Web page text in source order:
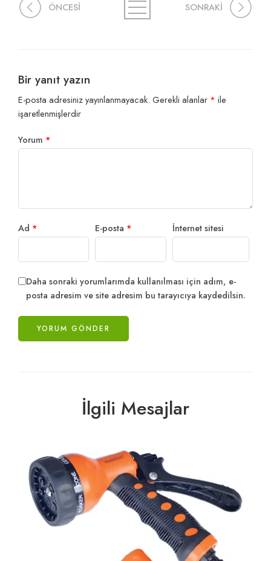
ÖNCESİ SONRAKİ
Bir yanıt yazın
E-posta adresiniz yayınlanmayacak. Gerekli alanlar * ile
işaretlenmişlerdir
Yorum *
Ad * E-posta * İnternet sitesi
Daha sonraki yorumlarımda kullanılması için adım, e-
posta adresim ve site adresim bu tarayıcıya kaydedilsin.
İlgili Mesajlar